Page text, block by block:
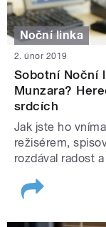
Noční linka
2. únor 2019
Sobotní Noční
Munzara?
srdcích
Jak jste ho
režisérem,
rozdával radost